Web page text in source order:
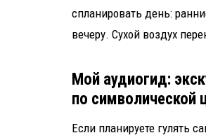
спланировать день:
вечеру. Сухой воздух
Мой аудиогид:
по символической
Если планируете гулять